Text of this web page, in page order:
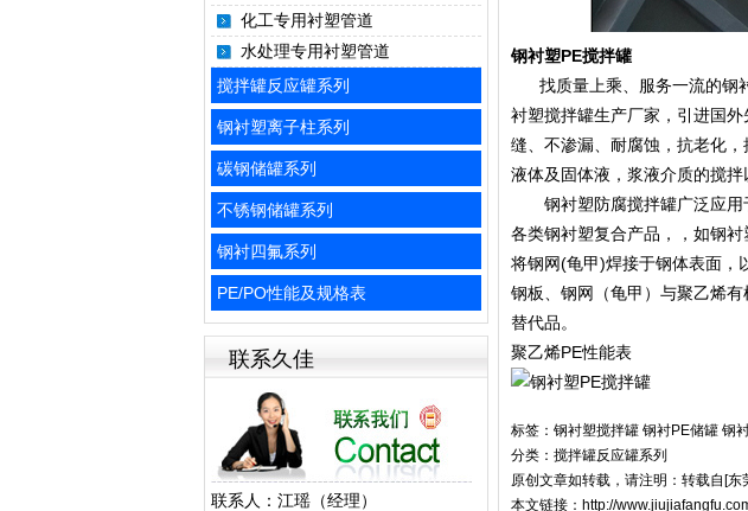
化工专用衬塑管道
水处理专用衬塑管道
搅拌罐反应罐系列
钢衬塑离子柱系列
碳钢储罐系列
不锈钢储罐系列
钢衬四氟系列
PE/PO性能及规格表
联系久佳
联系人：江瑶（经理）
钢衬塑PE搅拌罐
找质量上乘、服务一流的钢
衬塑搅拌罐生产厂家，引进国
缝、不渗漏、耐腐蚀，抗老化
液体及固体液，浆液介质的搅拌
钢衬塑防腐搅拌罐广泛应用
各类钢衬塑复合产品，，如钢
将钢网(龟甲)焊接于钢体表面，
钢板、钢网（龟甲）与聚乙烯
替代品。
聚乙烯PE性能表
标签： 钢衬塑搅拌罐 钢衬PE储罐 钢
分类： 搅拌罐反应罐系列
原创文章如转载，请注明：转载自[东
本文链接： http://